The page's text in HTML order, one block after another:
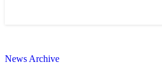
News Archive